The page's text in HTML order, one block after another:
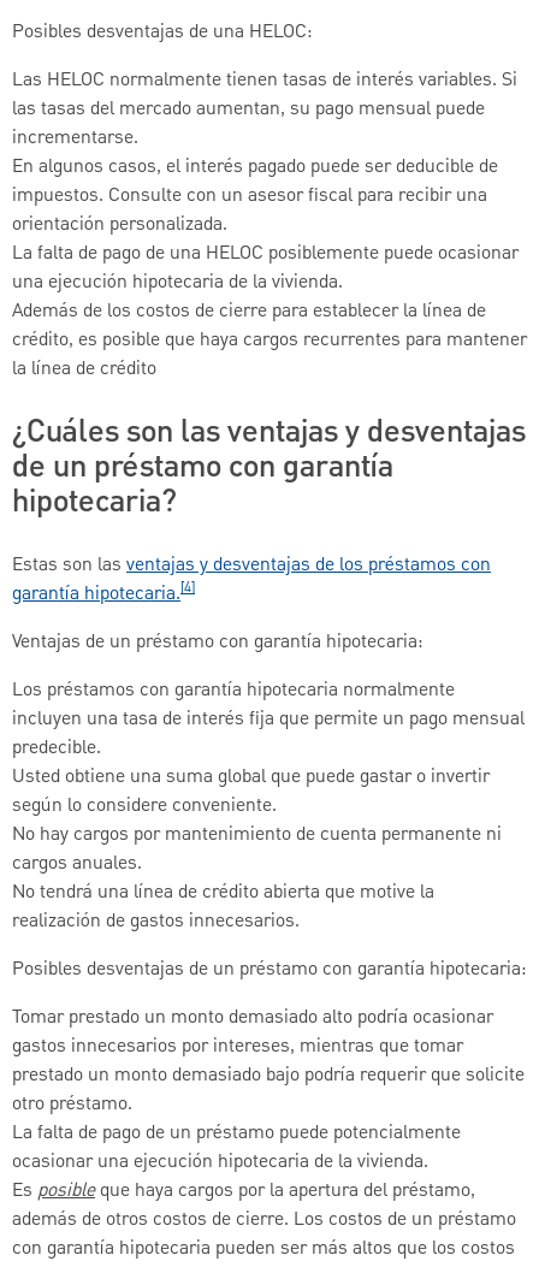
Posibles desventajas de una HELOC:
Las HELOC normalmente tienen tasas de interés variables. Si
las tasas del mercado aumentan, su pago mensual puede
incrementarse.
En algunos casos, el interés pagado puede ser deducible de
impuestos. Consulte con un asesor fiscal para recibir una
orientación personalizada.
La falta de pago de una HELOC posiblemente puede ocasionar
una ejecución hipotecaria de la vivienda.
Además de los costos de cierre para establecer la línea de
crédito, es posible que haya cargos recurrentes para mantener
la línea de crédito
¿Cuáles son las ventajas y desventajas
de un préstamo con garantía
hipotecaria?
Estas son las ventajas y desventajas de los préstamos con
garantía hipotecaria.[4]
Ventajas de un préstamo con garantía hipotecaria:
Los préstamos con garantía hipotecaria normalmente
incluyen una tasa de interés fija que permite un pago mensual
predecible.
Usted obtiene una suma global que puede gastar o invertir
según lo considere conveniente.
No hay cargos por mantenimiento de cuenta permanente ni
cargos anuales.
No tendrá una línea de crédito abierta que motive la
realización de gastos innecesarios.
Posibles desventajas de un préstamo con garantía hipotecaria:
Tomar prestado un monto demasiado alto podría ocasionar
gastos innecesarios por intereses, mientras que tomar
prestado un monto demasiado bajo podría requerir que solicite
otro préstamo.
La falta de pago de un préstamo puede potencialmente
ocasionar una ejecución hipotecaria de la vivienda.
Es posibleque haya cargos por la apertura del préstamo,
además de otros costos de cierre. Los costos de un préstamo
con garantía hipotecaria pueden ser más altos que los costos